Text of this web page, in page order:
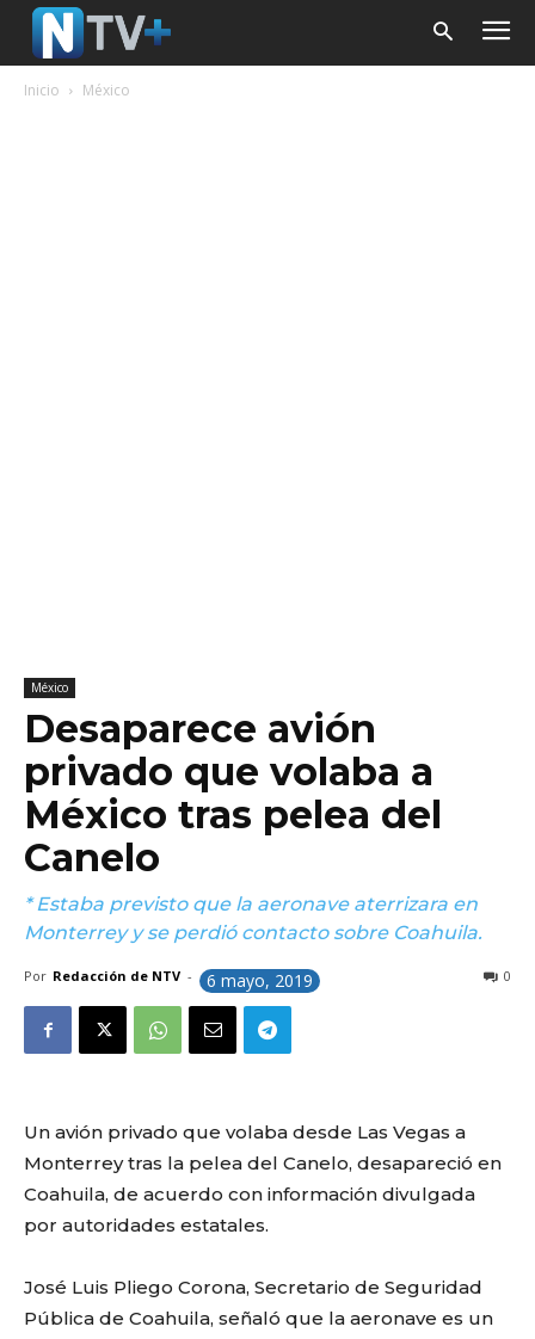
Inicio México
México
Desaparece avión
privado que volaba a
México tras pelea del
Canelo
* Estaba previsto que la aeronave aterrizara en
Monterrey y se perdió contacto sobre Coahuila.
Por Redacción de NTV - 6 mayo, 2019 0
Un avión privado que volaba desde Las Vegas a
Monterrey tras la pelea del Canelo, desapareció en
Coahuila, de acuerdo con información divulgada
por autoridades estatales.
José Luis Pliego Corona, Secretario de Seguridad
Pública de Coahuila, señaló que la aeronave es un